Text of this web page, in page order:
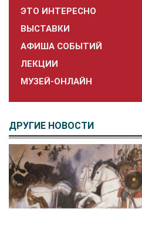
ЭТО ИНТЕРЕСНО
ВЫСТАВКИ
АФИША СОБЫТИЙ
ЛЕКЦИИ
МУЗЕЙ-ОНЛАЙН
ДРУГИЕ НОВОСТИ